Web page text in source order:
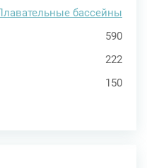
бассейны
590
222
150